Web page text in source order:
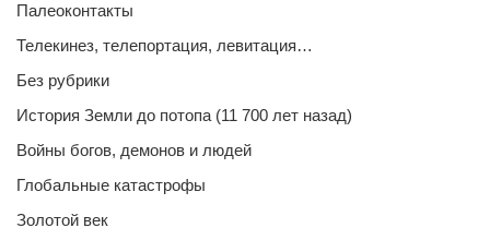
Палеоконтакты
Телекинез, телепортация, левитация…
Без рубрики
История Земли до потопа (11 700 лет назад)
Войны богов, демонов и людей
Глобальные катастрофы
Золотой век